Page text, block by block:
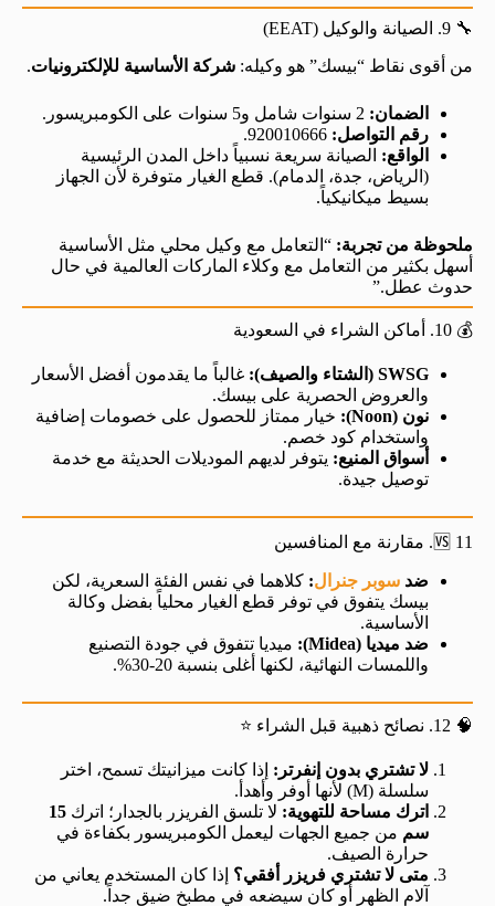
🔧 9. الصيانة والوكيل (EEAT)
من أقوى نقاط “بيسك” هو وكيله: شركة الأساسية للإلكترونيات.
الضمان:
رقم التواصل:
الواقع: الصيانة سريعة نسبياً داخل المدن الرئيسية
(الرياض، جدة، الدمام). قطع الغيار متوفرة لأن الجهاز
بسيط ميكانيكياً.
ملحوظة من تجربة: “التعامل مع وكيل محلي مثل الأساسية
أسهل بكثير من التعامل مع وكلاء الماركات العالمية في حال
حدوث عطل.”
💰 10. أماكن الشراء في السعودية
SWSG (الشتاء والصيف):
غالباً ما يقدمون أفضل الأسعار
والعروض الحصرية على بيسك.
نون (Noon):
خيار ممتاز للحصول على خصومات إضافية
واستخدام كود خصم.
أسواق المنيع: يتوفر لديهم الموديلات الحديثة مع خدمة
توصيل جيدة.
🆚 11. مقارنة مع المنافسين
ضد سوبر جنرال: كلاهما في نفس الفئة السعرية، لكن
بيسك يتفوق في توفر قطع الغيار محلياً بفضل وكالة
الأساسية.
ضد ميديا (Midea):
ميديا تتفوق في جودة التصنيع
واللمسات النهائية، لكنها أغلى بنسبة 20-30%.
🧠 12. نصائح ذهبية قبل الشراء ⭐
لا تشتري بدون إنفرتر: إذا كانت ميزانيتك تسمح، اختر
سلسلة (M) لأنها أوفر وأهدأ.
اترك مساحة للتهوية: لا تلسق الفريزر بالجدار؛ اترك 15
سم من جميع الجهات ليعمل الكومبريسور بكفاءة في
حرارة الصيف.
متى لا تشتري فريزر أفقي؟ إذا كان المستخدم يعاني من
آلام الظهر أو كان سيضعه في مطبخ ضيق جداً.